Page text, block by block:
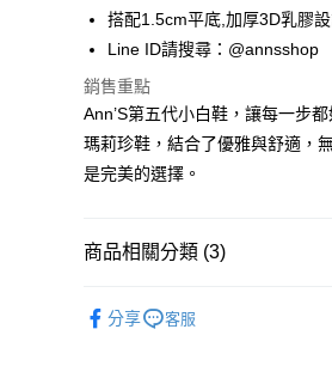
華南商業銀行
國泰世華商業銀行
臺灣中小企業銀行
匯豐（台灣）商業銀行
聯邦商業銀行
玉山商業銀行
合作金庫商業銀行
華南商業銀行
國泰世華商業銀行
臺灣中小企業銀行
匯豐（台灣）商業銀行
聯邦商業銀行
台新國際商業銀行
購物金
LINE Pay
悠遊付
搭配1.5cm平底,加厚3D乳膠
Line ID請搜尋：@annsshop
銷售重點
Ann’S第五代小白鞋，讓每一步
瑪莉珍鞋，結合了優雅與舒適，
是完美的選擇。
商品相關分類 (3)
分享 客服